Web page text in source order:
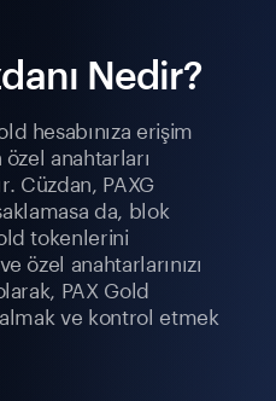
Nedir?
hesabınıza erişim
anahtarları
Cüzdan, PAXG
da, blok
tokenlerini
özel anahtarlarınızı
PAX Gold
ve kontrol etmek